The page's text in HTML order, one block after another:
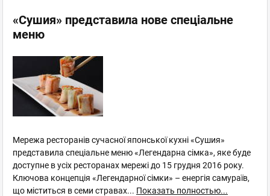
«Сушия» представила нове спеціальне
меню
Мережа ресторанів сучасної японської кухні «Сушия»
представила спеціальне меню «Легендарна сімка», яке буде
доступне в усіх ресторанах мережі до 15 грудня 2016 року.
Ключова концепція «Легендарної сімки» – енергія самураїв,
що міститься в семи стравах... Показать полностью...